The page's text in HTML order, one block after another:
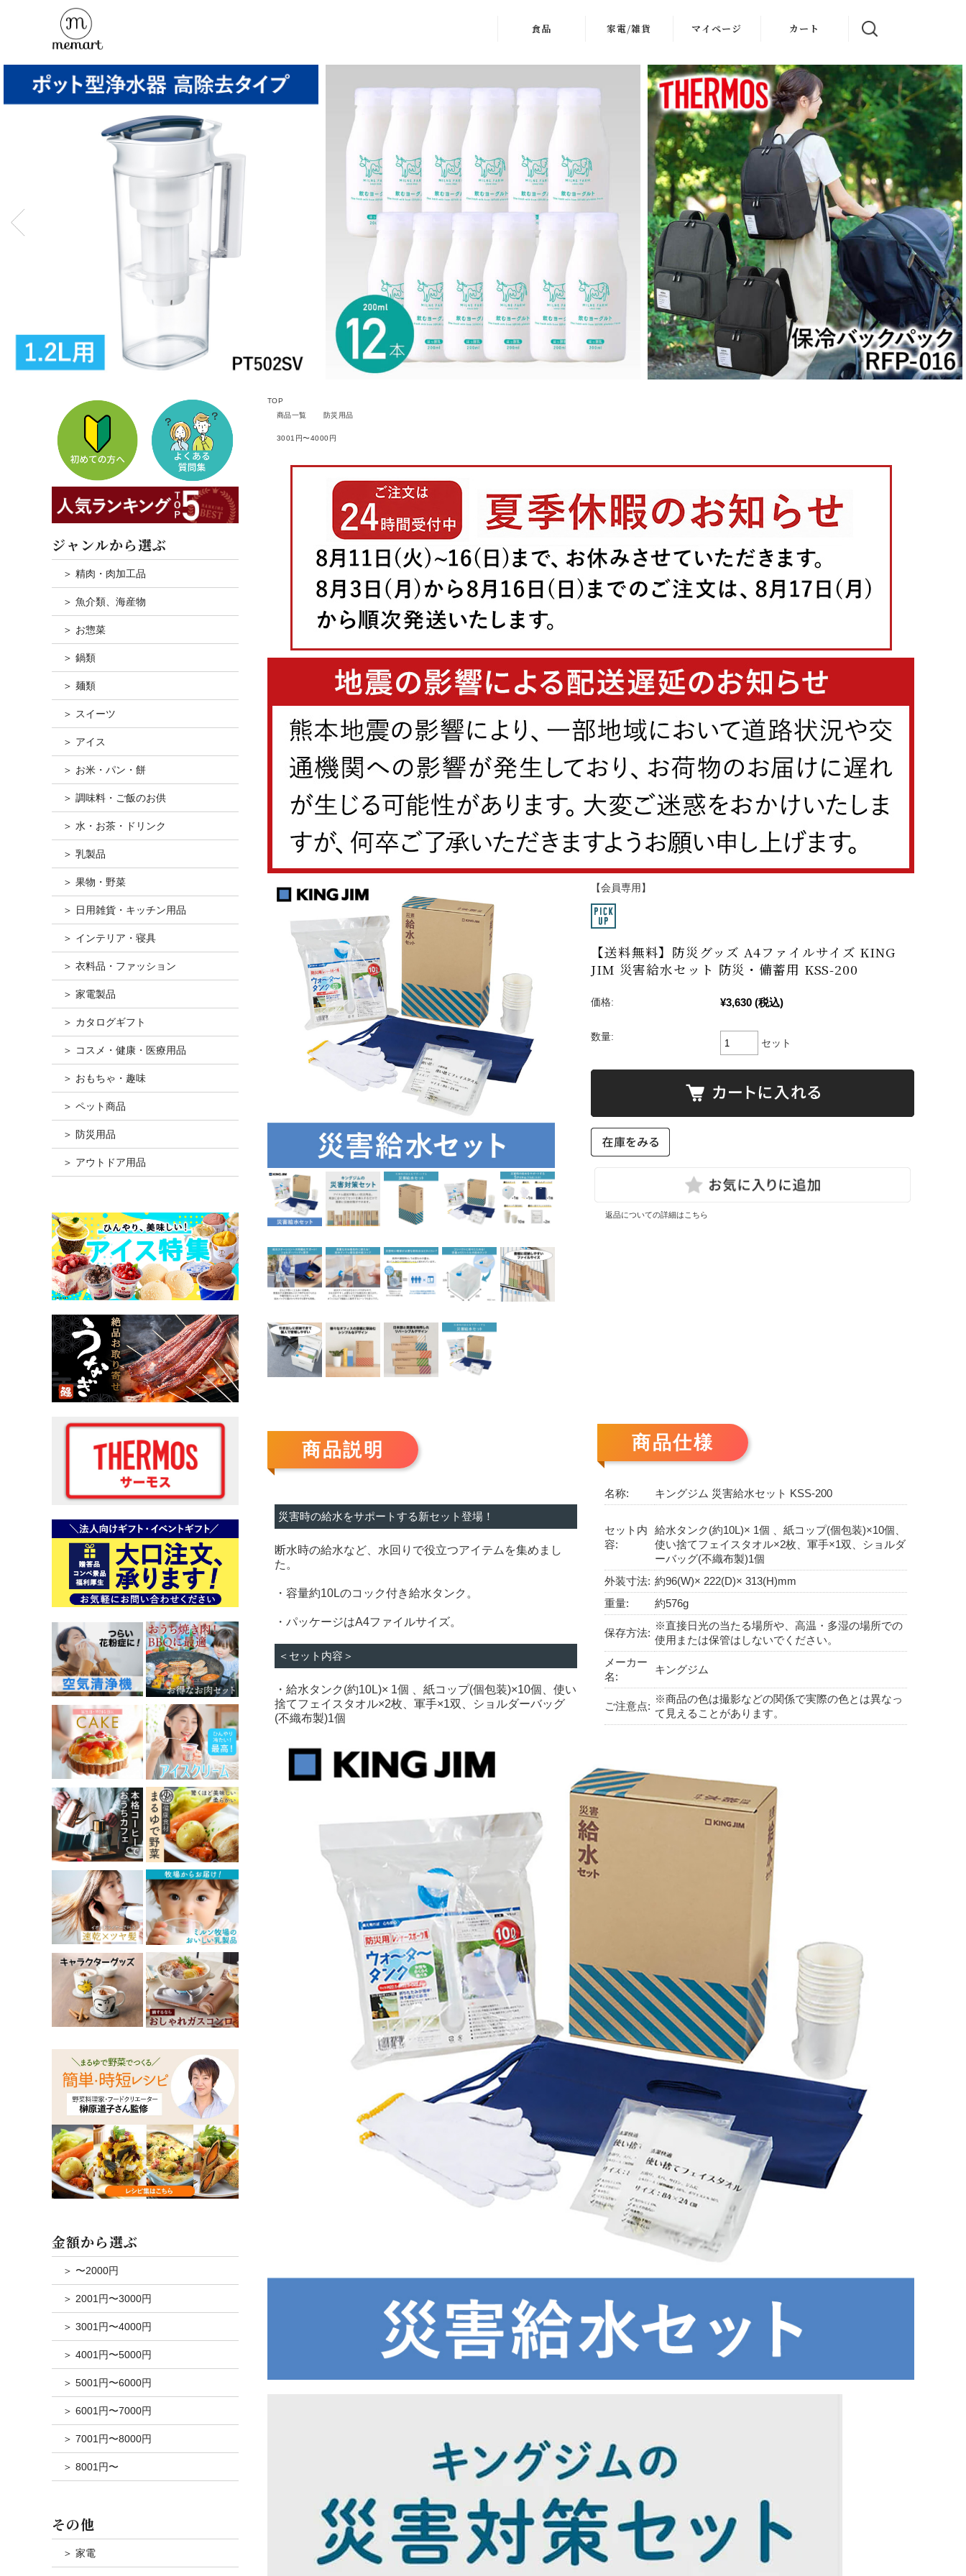
食品
お肉
お惣菜
鍋類
麺類
お米・パン・餅
スイーツ・アイ
家電/雑貨
＞ キッチン家電
＞ 掃除家電
＞ 季節・空調家
＞ インテリア・
＞ 防災用品
マイページ カート
TOP
商品一覧
防災用品
3001円〜4000円
【会員専用】
【送料無料】防災グッズ A4ファイルサイズ KING
JIM 災害給水セット 防災・備蓄用 KSS-200
価格: ¥3,630 (税込)
数量:
セット
返品についての詳細はこちら
商品説明
災害時の給水をサポートする新セット登場！
断水時の給水など、水回りで役立つアイテムを集めまし
た。
・容量約10Lのコック付き給水タンク。
・パッケージはA4ファイルサイズ。
＜セット内容＞
・給水タンク(約10L)× 1個 、紙コップ(個包装)×10個、使い
捨てフェイスタオル×2枚、軍手×1双、ショルダーバッグ
(不織布製)1個
商品仕様
名称: キングジム 災害給水セット KSS-200
セット内
容:
給水タンク(約10L)× 1個 、紙コップ(個包装)×10個、
使い捨てフェイスタオル×2枚、軍手×1双、ショルダ
ーバッグ(不織布製)1個
外装寸法: 約96(W)× 222(D)× 313(H)mm
重量:
約576g
保存方法:
※直接日光の当たる場所や、高温・多湿の場所での
使用または保管はしないでください。
メーカー
名:
キングジム
ご注意点:
※商品の色は撮影などの関係で実際の色とは異なっ
て見えることがあります。
ジャンルから選ぶ
＞ 精肉・肉加工品
＞ 魚介類、海産物
＞ お惣菜
＞ 鍋類
＞ 麺類
＞ スイーツ
＞ アイス
＞ お米・パン・餅
＞ 調味料・ご飯のお供
＞ 水・お茶・ドリンク
＞ 乳製品
＞ 果物・野菜
＞ 日用雑貨・キッチン用品
＞ インテリア・寝具
＞ 衣料品・ファッション
＞ 家電製品
＞ カタログギフト
＞ コスメ・健康・医療用品
＞ おもちゃ・趣味
＞ ペット商品
＞ 防災用品
＞ アウトドア用品
金額から選ぶ
＞ 〜2000円
＞ 2001円〜3000円
＞ 3001円〜4000円
＞ 4001円〜5000円
＞ 5001円〜6000円
＞ 6001円〜7000円
＞ 7001円〜8000円
＞ 8001円〜
その他
＞ 家電